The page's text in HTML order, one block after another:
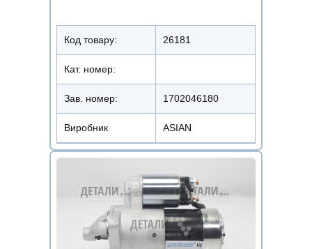
Код товару: 26181
Кат. номер:
Зав. номер: 1702046180
Виробник ASIAN